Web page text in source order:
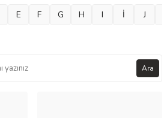
E F G H I İ J
Ara